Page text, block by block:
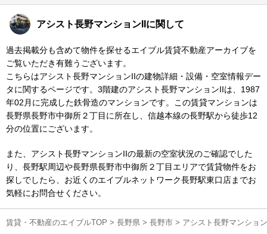
アシスト長野マンションIIに関して
過去掲載分も含めて物件を探せるエイブル賃貸不動産アーカイブを
ご覧いただき有難うございます。
こちらはアシスト長野マンションIIの建物詳細・設備・空室情報デー
タに関するページです。3階建のアシスト長野マンションIIは、1987
年02月に完成した鉄骨造のマンションです。この賃貸マンションは
長野県長野市中御所２丁目に所在し、信越本線の長野駅から徒歩12
分の位置にございます。
また、アシスト長野マンションIIの最新の空室状況のご確認でした
り、長野駅周辺や長野県長野市中御所２丁目エリアで賃貸物件をお
探しでしたら、お近くのエイブルネットワーク長野駅東口店までお
気軽にお問合せください。
賃貸・不動産のエイブルTOP > 長野県 > 長野市 > アシスト長野マンショ